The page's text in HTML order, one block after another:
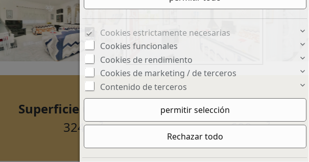
Superficie útil aprox.:
324 m²
Terreno aprox.:
600 m²
Cookies estrictamente necesarias
Cookies funcionales
Cookies de rendimiento
Cookies de marketing / de terceros
Contenido de terceros